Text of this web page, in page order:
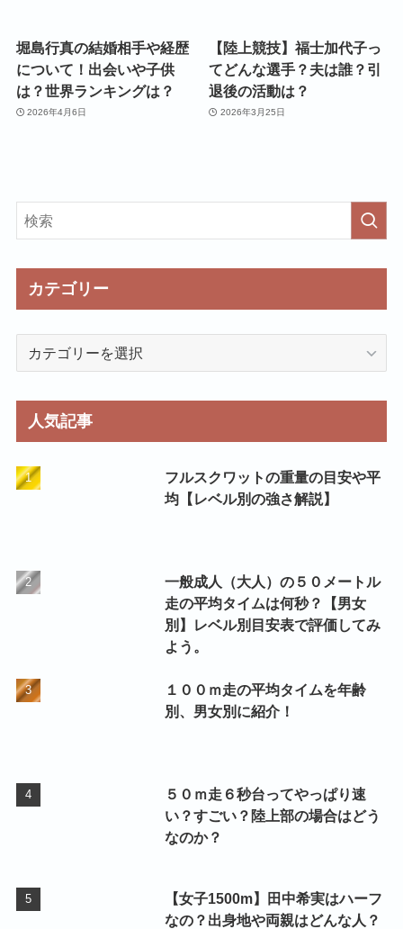
堀島行真の結婚相手や経歴
について！出会いや子供
は？世界ランキングは？
2026年4月6日
【陸上競技】福士加代子っ
てどんな選手？夫は誰？引
退後の活動は？
2026年3月25日
カテゴリー
ー
人気記事
フルスクワットの重量の目安や平
均【レベル別の強さ解説】
一般成人（大人）の５０メートル
走の平均タイムは何秒？【男女
別】レベル別目安表で評価してみ
よう。
１００ｍ走の平均タイムを年齢
別、男女別に紹介！
５０ｍ走６秒台ってやっぱり速
い？すごい？陸上部の場合はどう
なのか？
【女子1500m】田中希実はハーフ
なの？出身地や両親はどんな人？